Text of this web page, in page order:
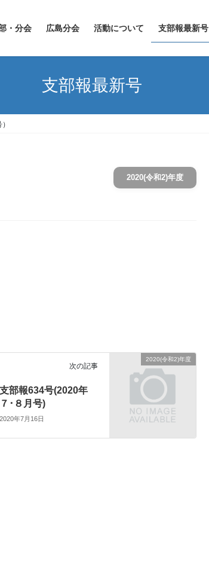
・分会 広島分会 活動について 支部報最新号
支部報最新号
2020(令和2)年度
2020(令和2)年度
次の記事
支部報634号(2020年
７･８月号)
2020年7月16日